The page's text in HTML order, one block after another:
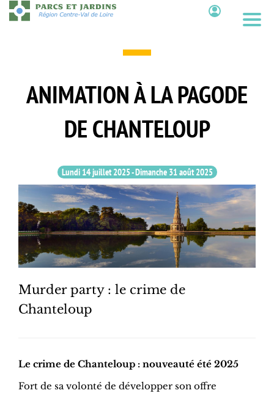
Aller
au
ANIMATION À LA PAGODE
DE CHANTELOUP
Lundi 14 juillet 2025-Dimanche 31 août 2025
Murder party : le crime de
Chanteloup
Le crime de Chanteloup : nouveauté été 2025
Fort de sa volonté de développer son offre